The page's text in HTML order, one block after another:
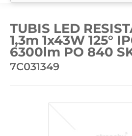
TUBIS LED
1,3m 1x43W 125°
6300lm PO 840
7C031349